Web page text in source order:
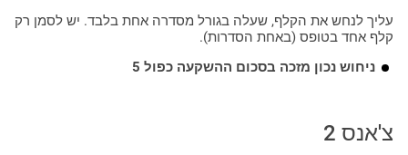
עליך לנחש את הקלף, שעלה בגורל מסדרה אחת בלבד. יש לסמן רק
קלף אחד בטופס (באחת הסדרות).
ניחוש נכון מזכה בסכום ההשקעה כפול 5
צ'אנס 2